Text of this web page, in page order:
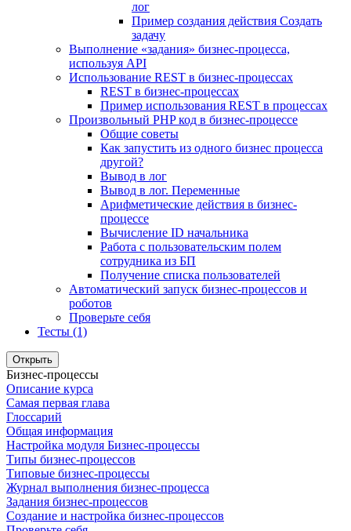
лог
Пример создания действия Создать
задачу
Выполнение «задания» бизнес-процесса,
используя API
Использование REST в бизнес-процессах
REST в бизнес-процессах
Пример использования REST в процессах
Произвольный PHP код в бизнес-процессе
Общие советы
Как запустить из одного бизнес процесса
другой?
Вывод в лог
Вывод в лог. Переменные
Арифметические действия в бизнес-
процессе
Вычисление ID начальника
Работа с пользовательским полем
сотрудника из БП
Получение списка пользователей
Автоматический запуск бизнес-процессов и
роботов
Проверьте себя
Тесты (1)
Открыть
Бизнес-процессы
Описание курса
Самая первая глава
Глоссарий
Общая информация
Настройка модуля Бизнес-процессы
Типы бизнес-процессов
Типовые бизнес-процессы
Журнал выполнения бизнес-процесса
Задания бизнес-процессов
Создание и настройка бизнес-процессов